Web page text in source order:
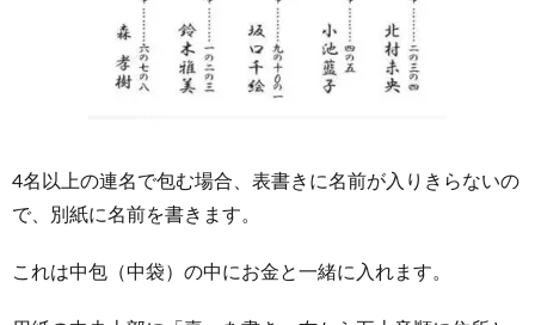
4名以上の連名で包む場合、表書きに名前が入りきらないの
で、別紙に名前を書きます。
これは中包（中袋）の中にお金と一緒に入れます。